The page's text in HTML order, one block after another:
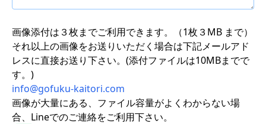
画像添付は３枚までご利用できます。（1枚３MB まで）
それ以上の画像をお送りいただく場合は下記メールアド
レスに直接お送り下さい。(添付ファイルは10MBまでで
す。)
info@gofuku-kaitori.com
画像が大量にある、ファイル容量がよくわからない場
合、Lineでのご連絡をご利用下さい。